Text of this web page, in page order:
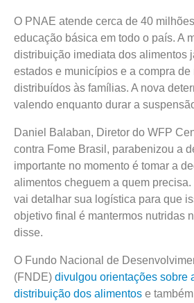
O PNAE atende cerca de 40
educação básica em todo o país. A
distribuição imediata dos alimentos
estados e municípios e a compra
distribuídos às famílias. A nova
valendo enquanto durar a
Daniel Balaban, Diretor do WFP
contra Fome Brasil, parabenizou a
importante no momento é tomar a
alimentos cheguem a quem
vai detalhar sua logística para que
objetivo final é mantermos nutridas
disse.
O Fundo Nacional de
(FNDE) divulgou orientações sobre
distribuição dos alimentos e